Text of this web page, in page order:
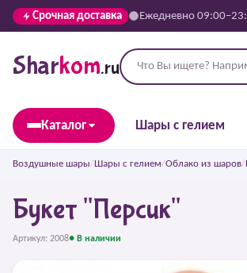
Срочная доставка Ежедневно
Sharkom.ru
Каталог Шары с гелием
Воздушные шары/Шары с гелием/Облако из шаров/
Букет "Персик"
Артикул: 2008● В наличии